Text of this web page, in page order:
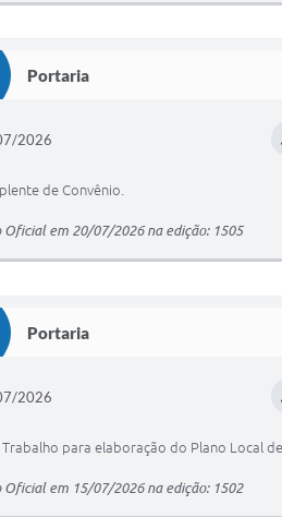
Portaria
2026
de Convênio.
Oficial em 20/07/2026 na edição: 1505
Portaria
2026
para elaboração do Plano Local
Oficial em 15/07/2026 na edição: 1502